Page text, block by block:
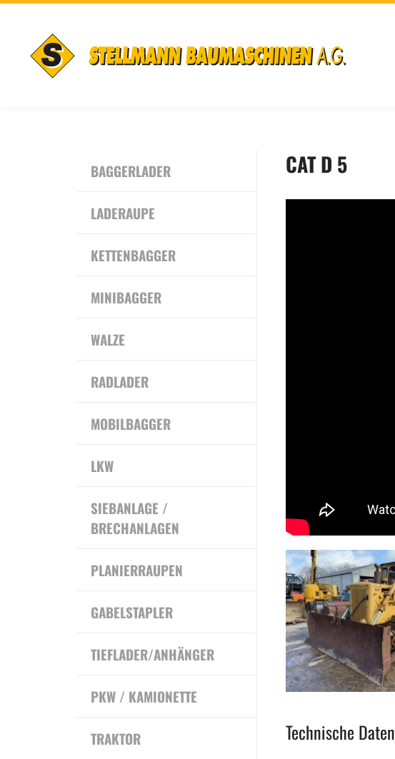
BAGGERLADER
LADERAUPE
KETTENBAGGER
MINIBAGGER
WALZE
RADLADER
MOBILBAGGER
LKW
SIEBANLAGE /
BRECHANLAGEN
PLANIERRAUPEN
GABELSTAPLER
TIEFLADER/ANHÄNGER
PKW / KAMIONETTE
TRAKTOR
CAT D 5
Technische Daten